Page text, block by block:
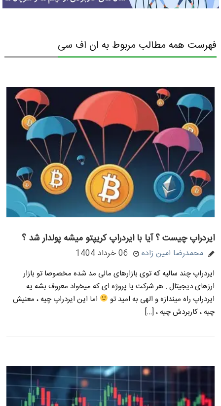
فهرست همه مطالب مربوط به ان اف سی
ایردراپ چیست ؟ آیا با ایردراپ کریپتو میشه پولدار شد ؟
محمدرضا امین زاده 06 خرداد 1404
ایردراپ چند سالیه که توی بازارهای مالی مد شده مخصوصا تو بازار
ارزهای دیجیتال . هر شرکت یا پروژه ای که میخواد معروف بشه یه
ایردراپ راه میندازه و الهی به امید تو
اما این ایردراپ چیه ، معنیش
چیه ، کاربردش چیه ، […]